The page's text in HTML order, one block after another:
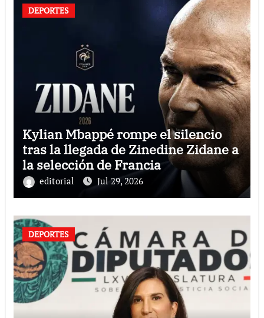
DEPORTES
Kylian Mbappé rompe el silencio
tras la llegada de Zinedine Zidane a
la selección de Francia
editorial Jul 29, 2026
DEPORTES